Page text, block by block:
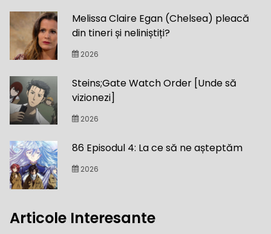
Melissa Claire Egan (Chelsea) pleacă
din tineri și neliniștiți?
2026
Steins;Gate Watch Order [Unde să
vizionezi]
2026
86 Episodul 4: La ce să ne așteptăm
2026
Articole Interesante